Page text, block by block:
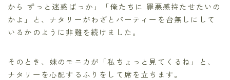
から ずっと迷惑ばっか」「俺たちに 罪悪感持たせたいの
かよ」と、ナタリーがわざとパーティーを台無しにして
いるかのように非難を続けました。
そのとき、妹のモニカが「私ちょっと見てくるね」と、
ナタリーを心配するふりをして席を立ちます。